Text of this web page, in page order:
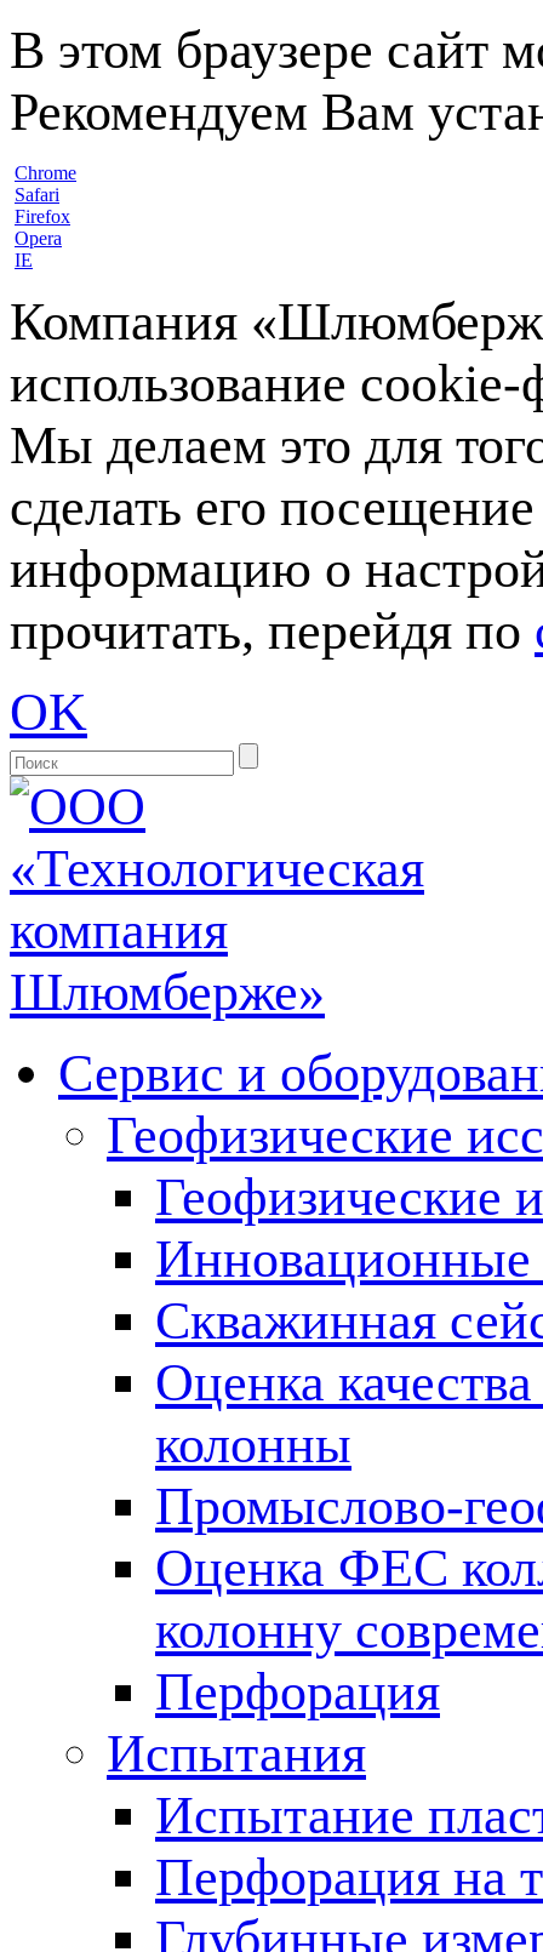
В этом браузере сайт
Рекомендуем Вам
Chrome
Safari
Firefox
Opera
IE
Компания
использование
Мы делаем это для
сделать его
информацию о
прочитать, перейдя по
OK
Сервис и
Геофизические
Геофизические
Инновационные
Скважинная
Оценка
колонны
Промыслово-
Оценка ФЕС
колонну
Перфорация
Испытания
Испытание
Перфорация на
Глубинные